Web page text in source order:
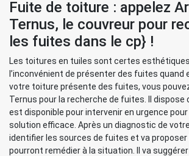
Fuite de toiture : appelez
Ternus, le couvreur pour
les fuites dans le cp} !
Les toitures en tuiles sont certes
l’inconvénient de présenter des fuites quand
votre toiture présente des fuites, vous
Ternus pour la recherche de fuites. Il dispose
est disponible pour intervenir en urgence
solution efficace. Après un diagnostic de
identifier les sources de fuites et va proposer
pourront remédier à la situation. Il va